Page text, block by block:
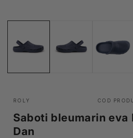
ROLY COD
Saboti bleumarin eva
Dan